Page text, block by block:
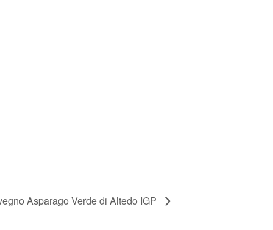
Asparago Verde di Altedo IGP